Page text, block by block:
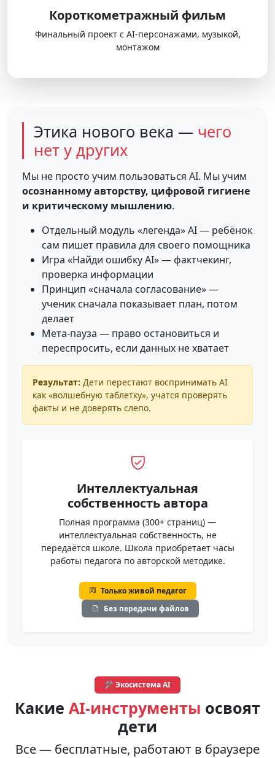
Короткометражный фильм
Финальный проект с AI-персонажами, музыкой,
монтажом
Этика нового века — чего
нет у других
Мы не просто учим пользоваться AI. Мы учим
осознанному авторству, цифровой гигиене
и критическому мышлению.
Отдельный модуль «легенда» AI — ребёнок
сам пишет правила для своего помощника
Игра «Найди ошибку AI» — фактчекинг,
проверка информации
Принцип «сначала согласование» —
ученик сначала показывает план, потом
делает
Мета-пауза — право остановиться и
переспросить, если данных не хватает
Результат: Дети перестают воспринимать AI
как «волшебную таблетку», учатся проверять
факты и не доверять слепо.
Интеллектуальная
собственность автора
Полная программа (300+ страниц) —
интеллектуальная собственность, не
передаётся школе. Школа приобретает часы
работы педагога по авторской методике.
Только живой педагог
Без передачи файлов
🛠️ Экосистема AI
Какие AI-инструменты освоят
дети
Все — бесплатные, работают в браузере